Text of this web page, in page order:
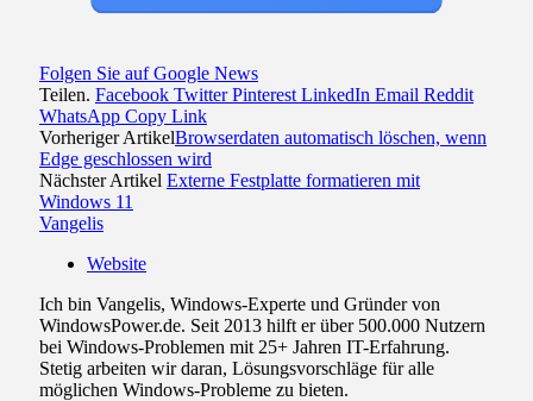
Folgen Sie auf Google News
Teilen. Facebook Twitter Pinterest LinkedIn Email Reddit
WhatsApp Copy Link
Vorheriger ArtikelBrowserdaten automatisch löschen, wenn
Edge geschlossen wird
Nächster Artikel Externe Festplatte formatieren mit
Windows 11
Vangelis
Website
Ich bin Vangelis, Windows-Experte und Gründer von
WindowsPower.de. Seit 2013 hilft er über 500.000 Nutzern
bei Windows-Problemen mit 25+ Jahren IT-Erfahrung.
Stetig arbeiten wir daran, Lösungsvorschläge für alle
möglichen Windows-Probleme zu bieten.